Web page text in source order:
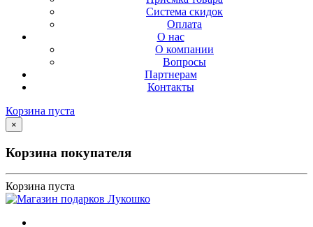
Система скидок
Оплата
О нас
О компании
Вопросы
Партнерам
Контакты
Корзина пуста
×
Корзина покупателя
Корзина пуста